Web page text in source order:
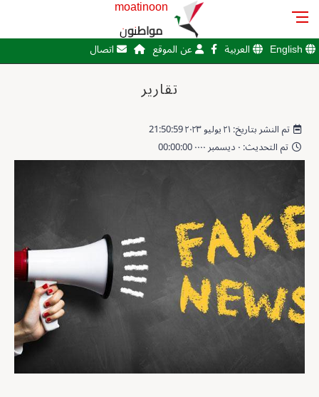
moatinoon
مواطنون
English العربية عن الموقع اتصال
تقارير
تم النشر بتاريخ: ٢١ يوليو ٢٠٢٣ 21:50:59
تم التحديث: ٠ ديسمبر ٠٠٠٠ 00:00:00